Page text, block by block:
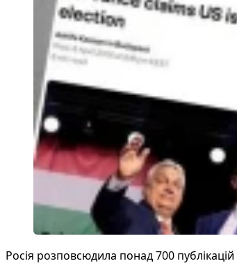
Росія розповсюдила понад 700